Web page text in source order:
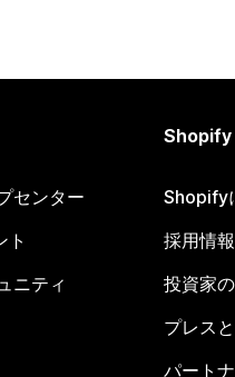
センター
ト
ニティ
Shopify
Shopify
採用情報
投資家
プレス
パート